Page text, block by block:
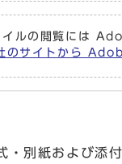
イルの閲覧には
サイトから
・別紙および添